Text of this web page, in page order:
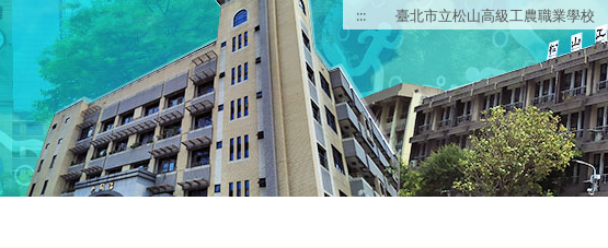
::: 臺北市立松山高級工農職業學校